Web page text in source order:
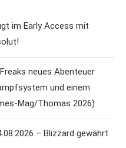
im Early Access mit
neues Abenteuer
und einem
Mag/Thomas 2026)
– Blizzard gewährt